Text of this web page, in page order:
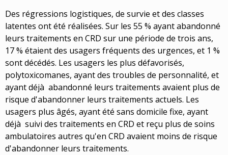
Des régressions logistiques, de survie et des classes
latentes ont été réalisées. Sur les 55 % ayant abandonné
leurs traitements en CRD sur une période de trois ans,
17 % étaient des usagers fréquents des urgences, et 1 %
sont décédés. Les usagers les plus défavorisés,
polytoxicomanes, ayant des troubles de personnalité, et
ayant déjà abandonné leurs traitements avaient plus de
risque d'abandonner leurs traitements actuels. Les
usagers plus âgés, ayant été sans domicile fixe, ayant
déjà suivi des traitements en CRD et reçu plus de soins
ambulatoires autres qu'en CRD avaient moins de risque
d'abandonner leurs traitements.